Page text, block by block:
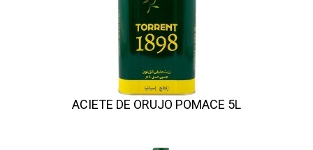
ACIETE DE ORUJO POMACE 5L